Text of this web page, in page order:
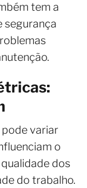
tem a
segurança
variar
o
dos
do trabalho.